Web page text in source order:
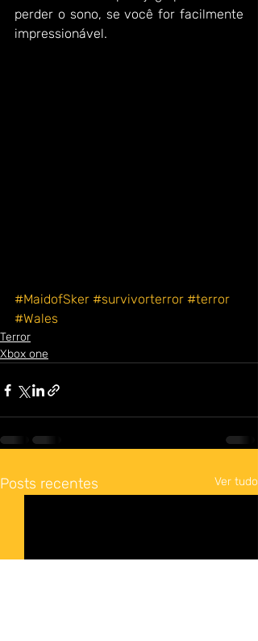
perder o sono, se você for facilmente
impressionável.
#MaidofSker #survivorterror #terror
#Wales
Terror
Xbox one
Posts recentes Ver tudo